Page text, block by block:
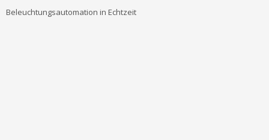
Beleuchtungsautomation in Echtzeit